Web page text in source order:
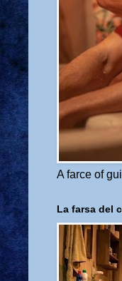
A farce of
La farsa del